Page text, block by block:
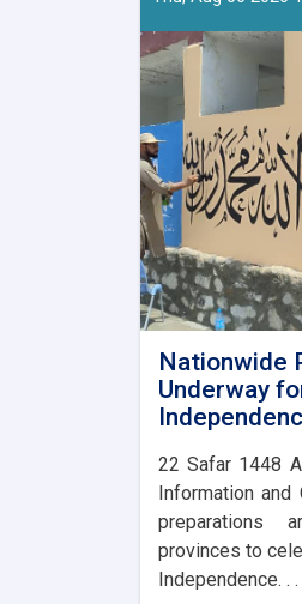
Nationwide
Underway
​22 Safar 1448
Information and
preparations
provinces to
Independence. . .